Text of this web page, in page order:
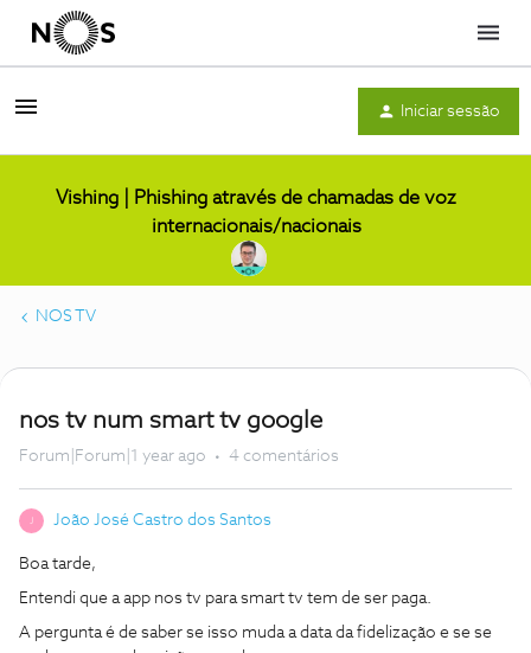
Menu
Iniciar sessão
Vishing | Phishing através de chamadas de voz
internacionais/nacionais
NOS TV
nos tv num smart tv google
Forum|Forum|1 year ago 4 comentários
João José Castro dos Santos
Boa tarde,
Entendi que a app nos tv para smart tv tem de ser paga.
A pergunta é de saber se isso muda a data da fidelização e se se